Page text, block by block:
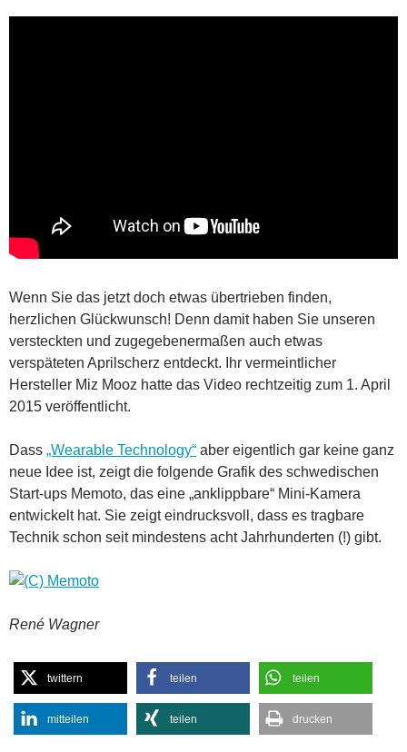
Wenn Sie das jetzt doch etwas übertrieben finden,
herzlichen Glückwunsch! Denn damit haben Sie unseren
versteckten und zugegebenermaßen auch etwas
verspäteten Aprilscherz entdeckt. Ihr vermeintlicher
Hersteller Miz Mooz hatte das Video rechtzeitig zum 1. April
2015 veröffentlicht.
Dass „Wearable Technology“ aber eigentlich gar keine ganz
neue Idee ist, zeigt die folgende Grafik des schwedischen
Start-ups Memoto, das eine „anklippbare“ Mini-Kamera
entwickelt hat. Sie zeigt eindrucksvoll, dass es tragbare
Technik schon seit mindestens acht Jahrhunderten (!) gibt.
René Wagner
twittern teilen teilen
mitteilen teilen drucken